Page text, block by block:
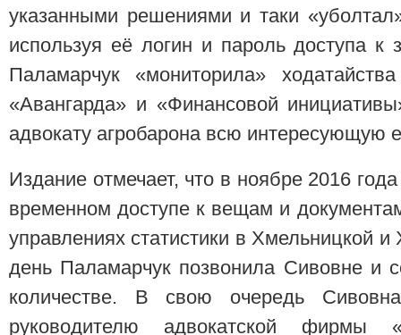
указанными решениями и таки
используя её логин и пароль доступа к
Паламарчук «мониторила»
«Авангарда» и «Финансовой
адвокату агробарона всю интересующую
Издание отмечает, что в ноябре 2016
временном доступе к вещам и
управлениях статистики в Хмельницкой
день Паламарчук позвонила Сивовне и
количестве. В свою очередь
руководителю адвокатской фирмы